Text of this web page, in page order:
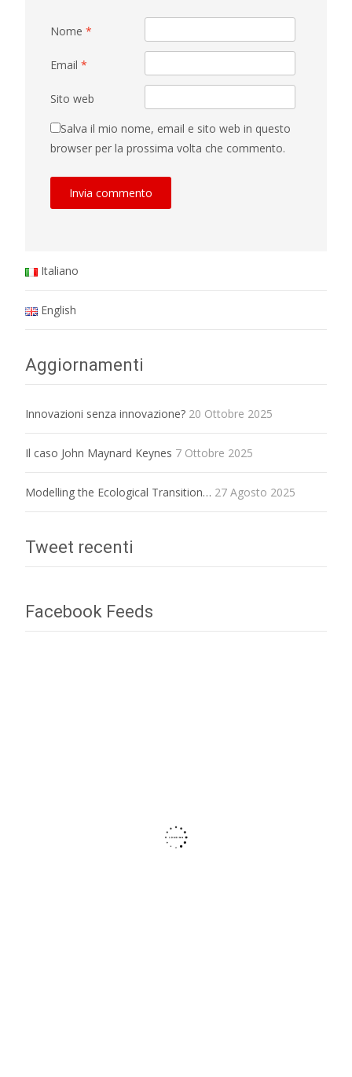
Nome *
Email *
Sito web
Salva il mio nome, email e sito web in questo
browser per la prossima volta che commento.
Italiano
English
Aggiornamenti
Innovazioni senza innovazione? 20 Ottobre 2025
Il caso John Maynard Keynes 7 Ottobre 2025
Modelling the Ecological Transition… 27 Agosto 2025
Tweet recenti
Facebook Feeds